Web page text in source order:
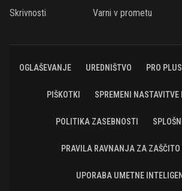
Skrivnosti
Varni v prometu
OGLAŠEVANJE UREDNIŠTVO PRO PLUS
PIŠKOTKI SPREMENI NASTAVITVE
POLITIKA ZASEBNOSTI
PRAVILA RAVNANJA ZA ZAŠČITO
UPORABA UMETNE